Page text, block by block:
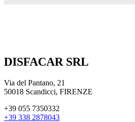
DISFACAR SRL
Via del Pantano, 21
50018 Scandicci, FIRENZE
+39 055 7350332
+39 338 2878043